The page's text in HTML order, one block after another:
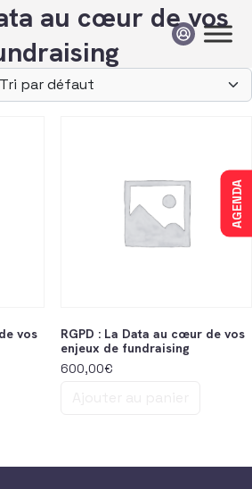
AGENDA
au cœur de vos
vos
RGPD : La Data au cœur de vos
enjeux de fundraising
600,00€